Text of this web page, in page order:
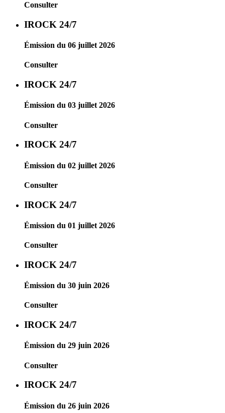
Consulter
IROCK 24/7
Émission du 06 juillet 2026
Consulter
IROCK 24/7
Émission du 03 juillet 2026
Consulter
IROCK 24/7
Émission du 02 juillet 2026
Consulter
IROCK 24/7
Émission du 01 juillet 2026
Consulter
IROCK 24/7
Émission du 30 juin 2026
Consulter
IROCK 24/7
Émission du 29 juin 2026
Consulter
IROCK 24/7
Émission du 26 juin 2026